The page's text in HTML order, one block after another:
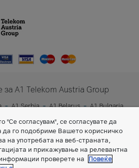
за A1 Telekom Austria Group
A1 Serbia A1 Belarus
A1 Bulgaria
согласувам", се согласувате да
да го подобриме Вашето корисничко
на употребата на веб-страната,
и прикажување на релевантна
проверете на
Повеќе